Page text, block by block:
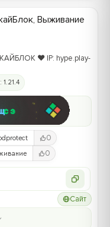
Выживание
❤️ IP: hype.play-
1.21.4
0
0
Сайт